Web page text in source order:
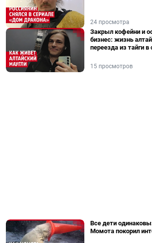
24 просмотра
Закрыл кофейни и
бизнес: жизнь
переезда из тайги в
15 просмотров
Все дети
Момота покорил